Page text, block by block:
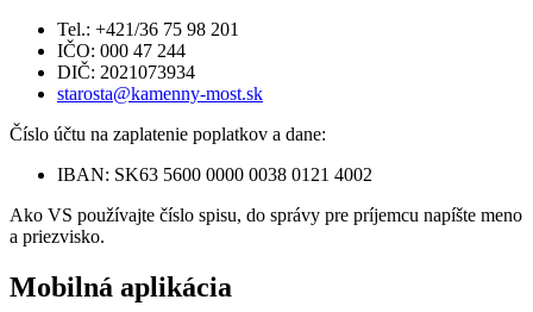
Tel.: +421/36 75 98 201
IČO: 000 47 244
DIČ: 2021073934
starosta@kamenny-most.sk
Číslo účtu na zaplatenie poplatkov a dane:
IBAN: SK63 5600 0000 0038 0121 4002
Ako VS používajte číslo spisu, do správy pre príjemcu napíšte meno
a priezvisko.
Mobilná aplikácia